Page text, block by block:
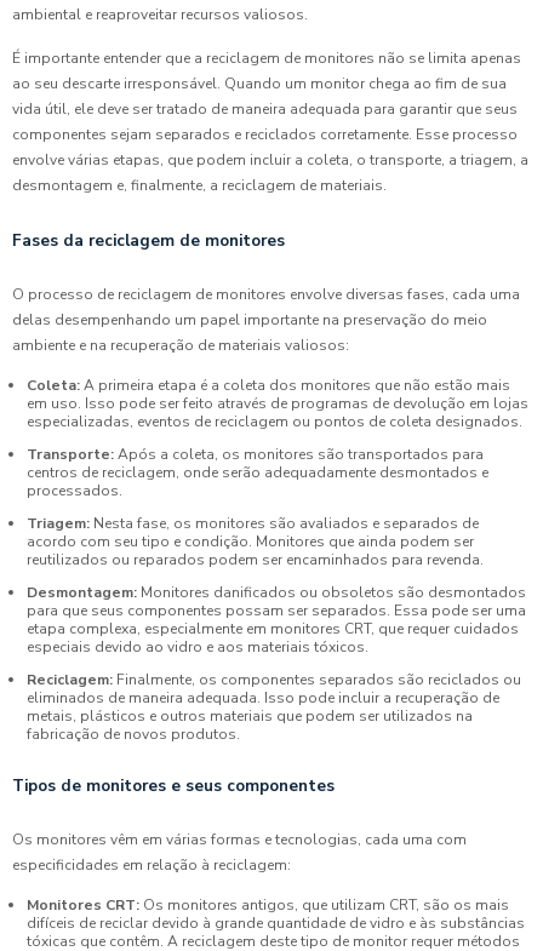
ambiental e reaproveitar recursos valiosos.
É importante entender que a reciclagem de monitores não se limita apenas
ao seu descarte irresponsável. Quando um monitor chega ao fim de sua
vida útil, ele deve ser tratado de maneira adequada para garantir que seus
componentes sejam separados e reciclados corretamente. Esse processo
envolve várias etapas, que podem incluir a coleta, o transporte, a triagem, a
desmontagem e, finalmente, a reciclagem de materiais.
Fases da reciclagem de monitores
O processo de reciclagem de monitores envolve diversas fases, cada uma
delas desempenhando um papel importante na preservação do meio
ambiente e na recuperação de materiais valiosos:
Coleta:A primeira etapa é a coleta dos monitores que não estão mais
em uso. Isso pode ser feito através de programas de devolução em lojas
especializadas, eventos de reciclagem ou pontos de coleta designados.
Transporte:Após a coleta, os monitores são transportados para
centros de reciclagem, onde serão adequadamente desmontados e
processados.
Triagem: Nesta fase, os monitores são avaliados e separados de
acordo com seu tipo e condição. Monitores que ainda podem ser
reutilizados ou reparados podem ser encaminhados para revenda.
Desmontagem: Monitores danificados ou obsoletos são desmontados
para que seus componentes possam ser separados. Essa pode ser uma
etapa complexa, especialmente em monitores CRT, que requer cuidados
especiais devido ao vidro e aos materiais tóxicos.
Reciclagem: Finalmente, os componentes separados são reciclados ou
eliminados de maneira adequada. Isso pode incluir a recuperação de
metais, plásticos e outros materiais que podem ser utilizados na
fabricação de novos produtos.
Tipos de monitores e seus componentes
Os monitores vêm em várias formas e tecnologias, cada uma com
especificidades em relação à reciclagem:
Monitores CRT: Os monitores antigos, que utilizam CRT, são os mais
difíceis de reciclar devido à grande quantidade de vidro e às substâncias
tóxicas que contêm. A reciclagem deste tipo de monitor requer métodos